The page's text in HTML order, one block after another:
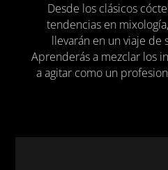
Desde los clásicos
tendencias en
llevarán en un viaje de
Aprenderás a mezclar los
a agitar como un